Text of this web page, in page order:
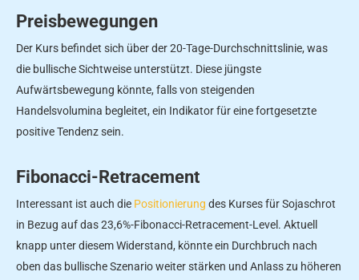
Preisbewegungen
Der Kurs befindet sich über der 20-Tage-Durchschnittslinie, was
die bullische Sichtweise unterstützt. Diese jüngste
Aufwärtsbewegung könnte, falls von steigenden
Handelsvolumina begleitet, ein Indikator für eine fortgesetzte
positive Tendenz sein.
Fibonacci-Retracement
Interessant ist auch die Positionierung des Kurses für Sojaschrot
in Bezug auf das 23,6%-Fibonacci-Retracement-Level. Aktuell
knapp unter diesem Widerstand, könnte ein Durchbruch nach
oben das bullische Szenario weiter stärken und Anlass zu höheren